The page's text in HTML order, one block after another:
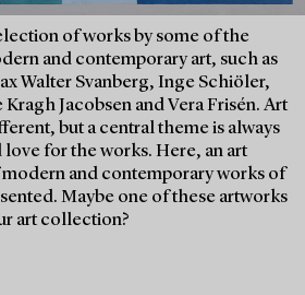
of works by some of the
and contemporary art, such as
Walter Svanberg, Inge Schiöler,
Jacobsen and Vera Frisén. Art
but a central theme is always
love for the works. Here, an art
and contemporary works of
Maybe one of these artworks
art collection?